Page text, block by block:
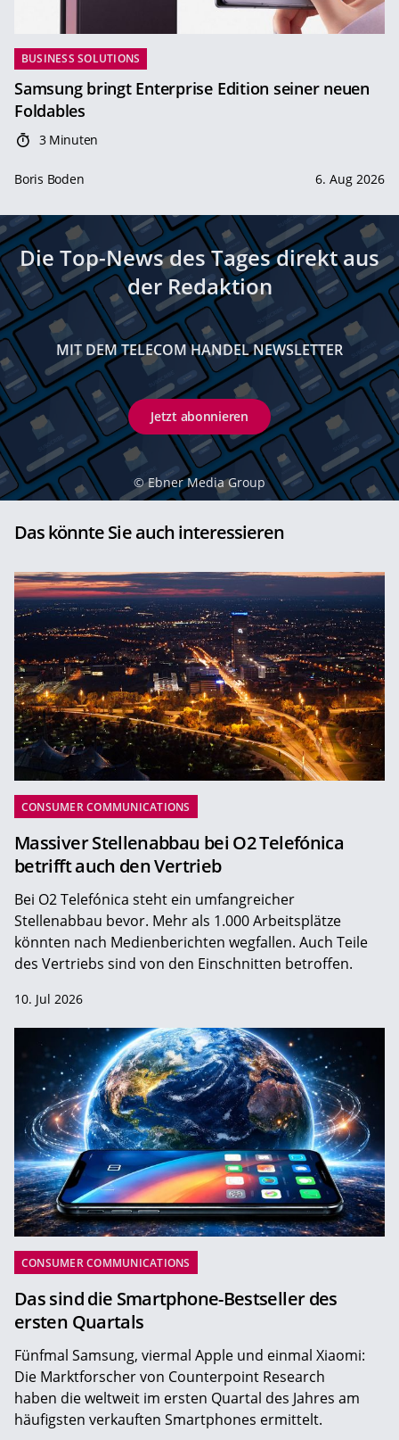
BUSINESS SOLUTIONS
Samsung bringt Enterprise Edition seiner neuen
Foldables
3 Minuten
Boris Boden 6. Aug 2026
Die Top-News des Tages direkt aus
der Redaktion
MIT DEM TELECOM HANDEL NEWSLETTER
Jetzt abonnieren
© Ebner Media Group
Das könnte Sie auch interessieren
CONSUMER COMMUNICATIONS
Massiver Stellenabbau bei O2 Telefónica
betrifft auch den Vertrieb
Bei O2 Telefónica steht ein umfangreicher
Stellenabbau bevor. Mehr als 1.000 Arbeitsplätze
könnten nach Medienberichten wegfallen. Auch Teile
des Vertriebs sind von den Einschnitten betroffen.
10. Jul 2026
CONSUMER COMMUNICATIONS
Das sind die Smartphone-Bestseller des
ersten Quartals
Fünfmal Samsung, viermal Apple und einmal Xiaomi:
Die Marktforscher von Counterpoint Research
haben die weltweit im ersten Quartal des Jahres am
häufigsten verkauften Smartphones ermittelt.